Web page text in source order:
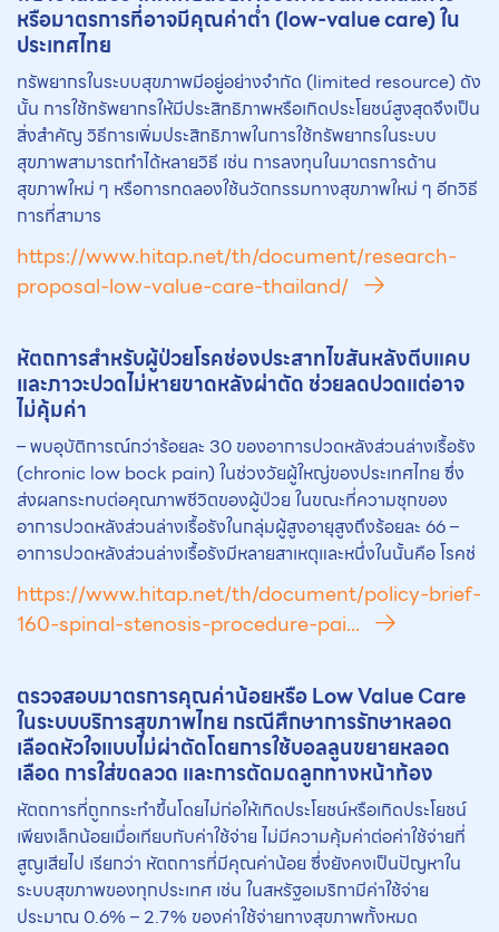
หรือมาตรการที่อาจมีคุณค่าตํ่า (low-value care) ใน
ประเทศไทย
ทรัพยากรในระบบสุขภาพมีอยู่อย่างจำกัด (limited resource) ดัง
นั้น การใช้ทรัพยากรให้มีประสิทธิภาพหรือเกิดประโยชน์สูงสุดจึงเป็น
สิ่งสำคัญ วิธีการเพิ่มประสิทธิภาพในการใช้ทรัพยากรในระบบ
สุขภาพสามารถทำได้หลายวิธี เช่น การลงทุนในมาตรการด้าน
สุขภาพใหม่ ๆ หรือการทดลองใช้นวัตกรรมทางสุขภาพใหม่ ๆ อีกวิธี
การที่สามาร
https://www.hitap.net/th/document/research-
proposal-low-value-care-thailand/
หัตถการสำหรับผู้ป่วยโรคช่องประสาทไขสันหลังตีบแคบ
และภาวะปวดไม่หายขาดหลังผ่าตัด ช่วยลดปวดแต่อาจ
ไม่คุ้มค่า
– พบอุบัติการณ์กว่าร้อยละ 30 ของอาการปวดหลังส่วนล่างเรื้อรัง
(chronic low bock pain) ในช่วงวัยผู้ใหญ่ของประเทศไทย ซึ่ง
ส่งผลกระทบต่อคุณภาพชีวิตของผู้ป่วย ในขณะที่ความชุกของ
อาการปวดหลังส่วนล่างเรื้อรังในกลุ่มผู้สูงอายุสูงถึงร้อยละ 66 –
อาการปวดหลังส่วนล่างเรื้อรังมีหลายสาเหตุและหนึ่งในนั้นคือ โรคช่
https://www.hitap.net/th/document/policy-brief-
160-spinal-stenosis-procedure-pai...
ตรวจสอบมาตรการคุณค่าน้อยหรือ Low Value Care
ในระบบบริการสุขภาพไทย กรณีศึกษาการรักษาหลอด
เลือดหัวใจแบบไม่ผ่าตัดโดยการใช้บอลลูนขยายหลอด
เลือด การใส่ขดลวด และการตัดมดลูกทางหน้าท้อง
หัตถการที่ถูกกระทำขึ้นโดยไม่ก่อให้เกิดประโยชน์หรือเกิดประโยชน์
เพียงเล็กน้อยเมื่อเทียบกับค่าใช้จ่าย ไม่มีความคุ้มค่าต่อค่าใช้จ่ายที่
สูญเสียไป เรียกว่า หัตถการที่มีคุณค่าน้อย ซึ่งยังคงเป็นปัญหาใน
ระบบสุขภาพของทุกประเทศ เช่น ในสหรัฐอเมริกามีค่าใช้จ่าย
ประมาณ 0.6% – 2.7% ของค่าใช้จ่ายทางสุขภาพทั้งหมด